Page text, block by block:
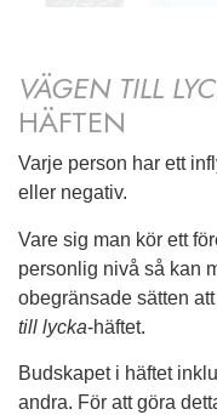
VÄGEN TILL
HÄFTEN
Varje person har ett
eller negativ.
Vare sig man kör ett
personlig nivå så kan
obegränsade sätten
till lycka-häftet.
Budskapet i häftet
andra. För att göra